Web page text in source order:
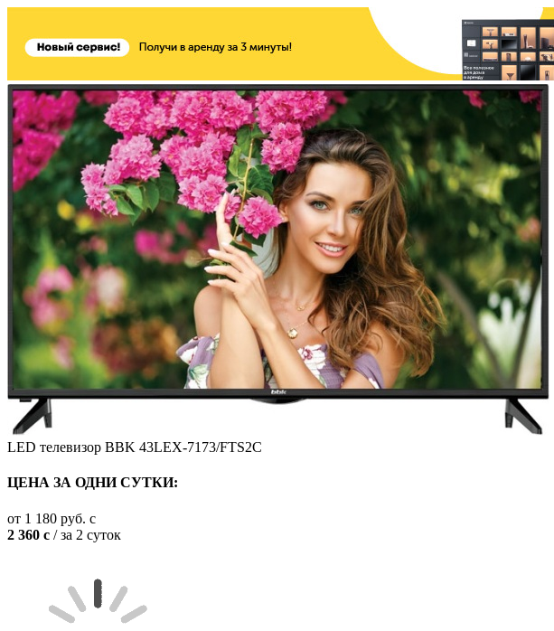
LED телевизор BBK 43LEX-7173/FTS2C
ЦЕНА ЗА ОДНИ СУТКИ:
от 1 180 руб. c
2 360 c / за 2 суток